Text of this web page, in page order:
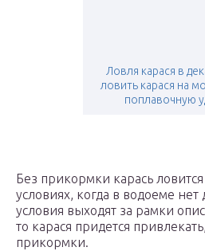
Ловля карася в
ловить карася на
поплавочную
Без прикормки карась
условиях, когда в водоеме
условия выходят за рамки
то карася придется
прикормки.